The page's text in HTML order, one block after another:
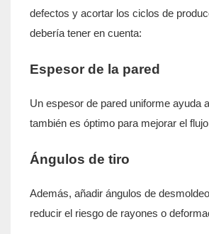
defectos y acortar los ciclos de
debería tener en cuenta:
Espesor de la pared
Un espesor de pared uniforme ayuda
también es óptimo para mejorar el
Ángulos de tiro
Además, añadir ángulos de
reducir el riesgo de rayones o